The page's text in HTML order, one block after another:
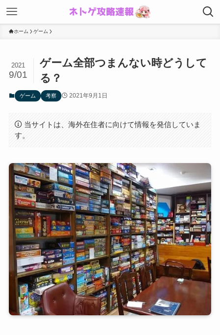
ホーム ゲーム
ゲーム全部つまんない時どうして
る？
2021
9/01
ゲーム 考察 2021年9月1日
当サイトは、海外在住者に向けて情報を発信していま
す。